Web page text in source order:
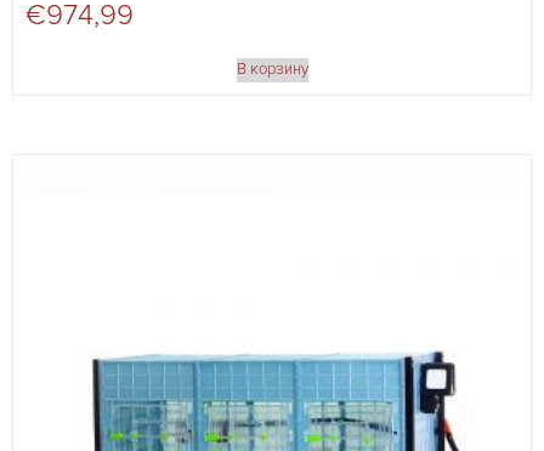
€974,99
В корзину